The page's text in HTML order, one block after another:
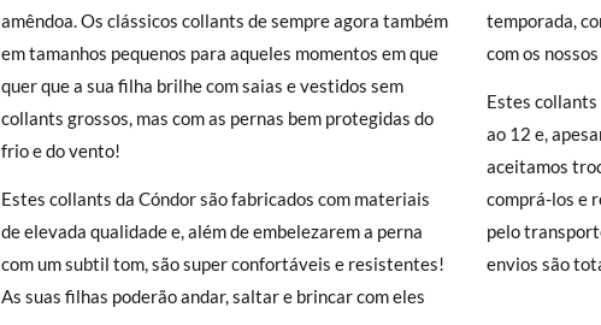
amêndoa. Os clássicos collants de sempre agora também
em tamanhos pequenos para aqueles momentos em que
quer que a sua filha brilhe com saias e vestidos sem
collants grossos, mas com as pernas bem protegidas do
frio e do vento!
Estes collants da Cóndor são fabricados com materiais
de elevada qualidade e, além de embelezarem a perna
com um subtil tom, são super confortáveis e resistentes!
As suas filhas poderão andar, saltar e brincar com eles
temporada,
com os
Estes
ao 12 e,
aceitamos
comprá-los e
pelo
envios são
sua casa!
Se desejar acelerar um pouco mais a entrega, pode optar pela modalidade
entrega), que terá um custo de 3,95€. Caso o valor da encomenda seja
na modalidade de Envio Normal.
Só na Pisamonas trocas grátis, sem perguntas. Se quando chegarem a sua
do nosso site para nos enviar o pedido de troca. A
encarregar-se-á de tudo: enviar-lhe-emos outro tamanho e recolheremos o
Caso não queira uma Troca, mas sim uma Devolução, esta também será
Pode fazer o pedido através da mesma secção do parágrafo anterior e
para que recolha o sapato que devolve.
6 8
Peso
18-25 kg 25-35 kg